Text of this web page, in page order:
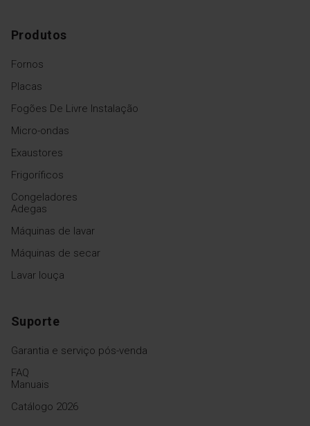
Produtos
Fornos
Placas
Fogões De Livre Instalação
Micro-ondas
Exaustores
Frigoríficos
Congeladores
Adegas
Máquinas de lavar
Máquinas de secar
Lavar louça
Suporte
Garantia e serviço pós-venda
FAQ
Manuais
Catálogo 2026